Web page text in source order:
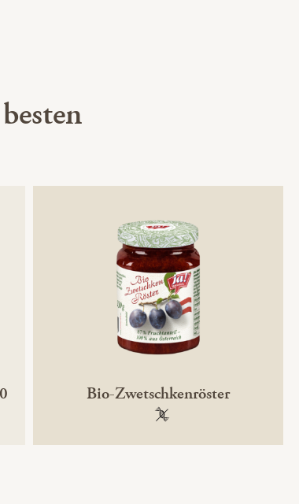
Bio-Zwetschkenröster
100 % gentechnikfrei